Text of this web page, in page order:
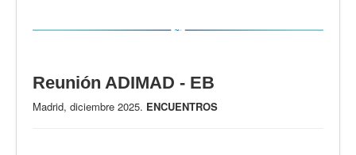
Reunión ADIMAD - EB
Madrid, diciembre 2025. ENCUENTROS